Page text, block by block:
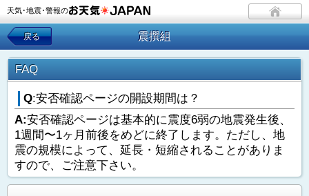
天気･地震･警報の
戻る 震撰組
FAQ
Q:安否確認ページの開設期間は？
A:安否確認ページは基本的に震度6弱の地震発生後、
1週間〜1ヶ月前後をめどに終了します。ただし、地
震の規模によって、延長・短縮されることがありま
すので、ご注意下さい。